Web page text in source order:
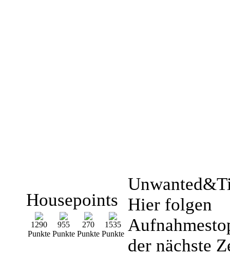
Housepoints
1290
Punkte
955
Punkte
270
Punkte
1535
Punkte
Hier folgen
der nächste